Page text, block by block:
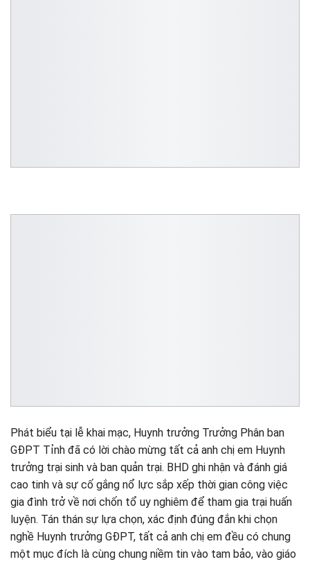
Phát biểu tại lễ khai mạc, Huynh trưởng Trưởng Phân ban
GĐPT Tỉnh đã có lời chào mừng tất cả anh chị em Huynh
trưởng trại sinh và ban quản trại. BHD ghi nhận và đánh giá
cao tinh và sự cố gắng nổ lực sắp xếp thời gian công việc
gia đình trở về nơi chốn tổ uy nghiêm để tham gia trại huấn
luyện. Tán thán sự lựa chọn, xác định đúng đắn khi chọn
nghề Huynh trưởng GĐPT, tất cả anh chị em đều có chung
một mục đích là cùng chung niềm tin vào tam bảo, vào giáo